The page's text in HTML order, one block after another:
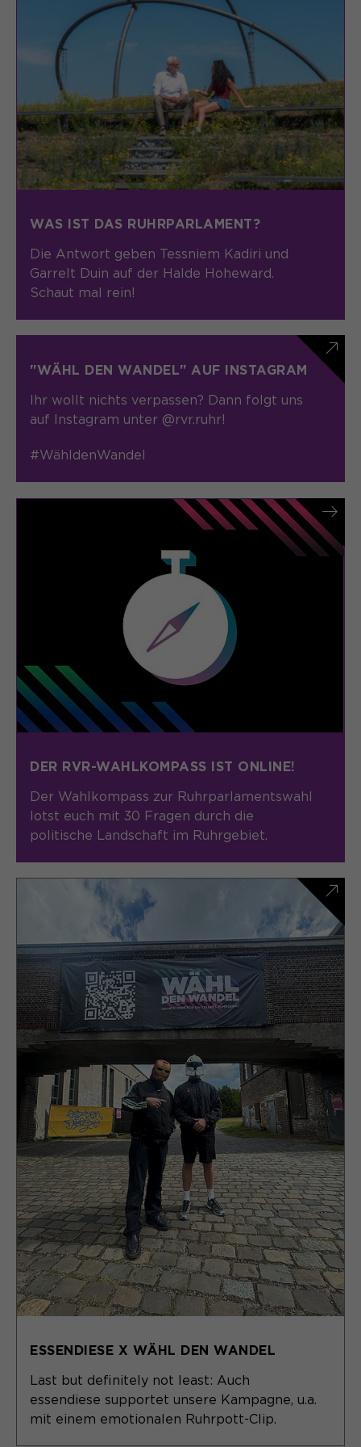
WAS IST DAS RUHRPARLAMENT?
Die Antwort geben Tessniem Kadiri und
Garrelt Duin auf der Halde Hoheward.
Schaut mal rein!
"WÄHL DEN WANDEL" AUF INSTAGRAM
Ihr wollt nichts verpassen? Dann folgt uns
auf Instagram unter @rvr.ruhr!
#WähldenWandel
DER RVR-WAHLKOMPASS IST ONLINE!
Der Wahlkompass zur Ruhrparlamentswahl
lotst euch mit 30 Fragen durch die
politische Landschaft im Ruhrgebiet.
ESSENDIESE X WÄHL DEN WANDEL
Last but definitely not least: Auch
essendiese supportet unsere Kampagne, u.a.
mit einem emotionalen Ruhrpott-Clip.
Anbieter Matomo
Laufzeit 6 Monate
Zweck Speichert die Herkunft des Besuchers.
Name MATOMO_SESSID
Anbieter Matomo
Laufzeit Sitzung
Zweck
Temporäre Session-ID, ohne
personenbezogene Daten.